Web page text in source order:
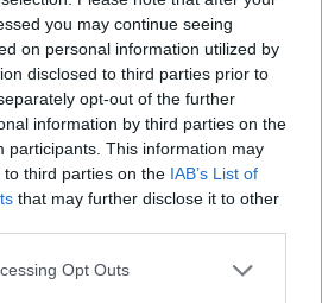
you may continue seeing
on personal information utilized by
disclosed to third parties prior to
opt-out of the further
information by third parties on the
participants. This information may
third parties on the IAB’s List of
that may further disclose it to other
Opt Outs
Portfolio idei kiemelt
legfontosabb
Goolsbee, a